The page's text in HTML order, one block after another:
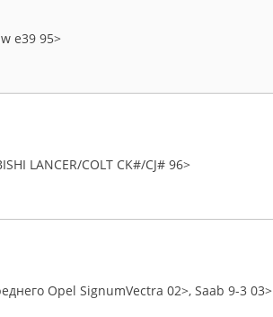
e39 95>
LANCER/COLT CK#/CJ# 96>
Opel SignumVectra 02>, Saab 9-3 03>